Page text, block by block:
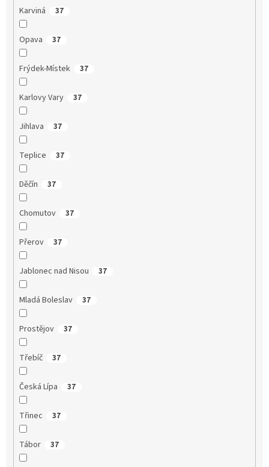
Karviná 37
Opava 37
Frýdek-Místek 37
Karlovy Vary 37
Jihlava 37
Teplice 37
Děčín 37
Chomutov 37
Přerov 37
Jablonec nad Nisou 37
Mladá Boleslav 37
Prostějov 37
Třebíč 37
Česká Lípa 37
Třinec 37
Tábor 37